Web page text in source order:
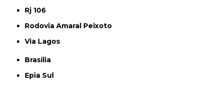
Rj 106
Rodovia Amaral Peixoto
Via Lagos
Brasília
Epia Sul